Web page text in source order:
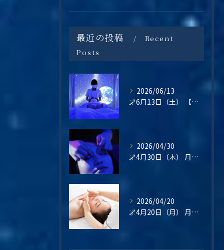
最近の投稿
Recent
Posts
2026/06/13
🌌6月13日（土） 【梅雨の不調・不眠・眼精疲労に。星空の癒し空間で心と頭をリセットしませんか？】
2026/04/30
🌌4月30日（木） 月末の疲れは、“その日のうちに整える”という選択を🌿
2026/04/20
🌌4月20日（月） 月曜日は、“整えてから始める”という選択を🌿